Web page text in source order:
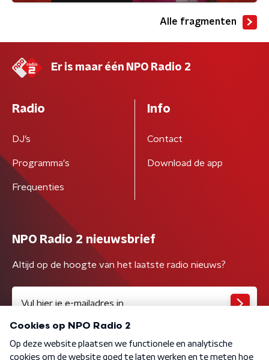
Alle fragmenten
Er is maar één NPO Radio 2
Radio
DJ’s
Programma's
Frequenties
Info
Contact
Download de app
NPO Radio 2 nieuwsbrief
Altijd op de hoogte van het laatste radio nieuws?